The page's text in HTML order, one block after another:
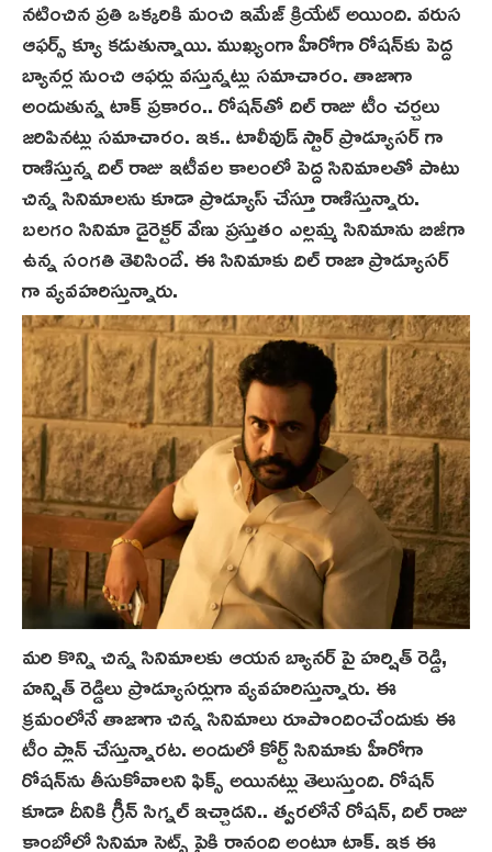
నటించిన ప్రతి ఒక్కరికి మంచి ఇమేజ్ క్రియేట్ అయింది. వరుస
ఆఫర్స్ క్యూ కడుతున్నాయి. ముఖ్యంగా హీరోగా రోషన్‌కు పెద్ద
బ్యానర్ల నుంచి ఆఫర్లు వస్తున్నట్లు సమాచారం. తాజాగా
అందుతున్న టాక్ ప్రకారం.. రోషన్‌తో దిల్ రాజు టీం చర్చలు
జరిపినట్లు సమాచారం. ఇక.. టాలీవుడ్ స్టార్ ప్రొడ్యూసర్ గా
రాణిస్తున్న దిల్ రాజు ఇటీవల కాలంలో పెద్ద సినిమాలతో పాటు
చిన్న సినిమాలను కూడా ప్రొడ్యూస్ చేస్తూ రాణిస్తున్నారు.
బలగం సినిమా డైరెక్టర్ వేణు ప్రస్తుతం ఎల్లమ్మ సినిమాను బిజీగా
ఉన్న సంగతి తెలిసిందే. ఈ సినిమాకు దిల్ రాజా ప్రొడ్యూసర్
గా వ్యవహరిస్తున్నారు.
మరి కొన్ని చిన్న సినిమాలకు ఆయన బ్యానర్ పై హర్షిత్ రెడ్డి,
హన్షిత్‌ రెడ్డిలు ప్రొడ్యూసర్లుగా వ్యవహరిస్తున్నారు. ఈ
క్రమంలోనే తాజాగా చిన్న సినిమాలు రూపొందించేందుకు ఈ
టీం ప్లాన్ చేస్తున్నారట. అందులో కోర్ట్‌ సినిమాకు హీరోగా
రోషన్‌ను తీసుకోవాలని ఫిక్స్ అయినట్లు తెలుస్తుంది. రోషన్
కూడా దీనికి గ్రీన్ సిగ్నల్ ఇచ్చాడని.. త్వరలోనే రోషన్, దిల్ రాజు
కాంబోలో సినిమా సెట్స్‌ పైకి రానంది అంటూ టాక్. ఇక ఈ